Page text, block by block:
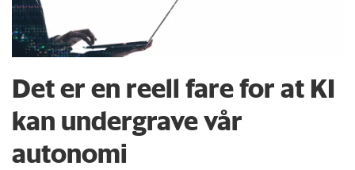
Det er en reell fare for at KI
kan undergrave vår
autonomi